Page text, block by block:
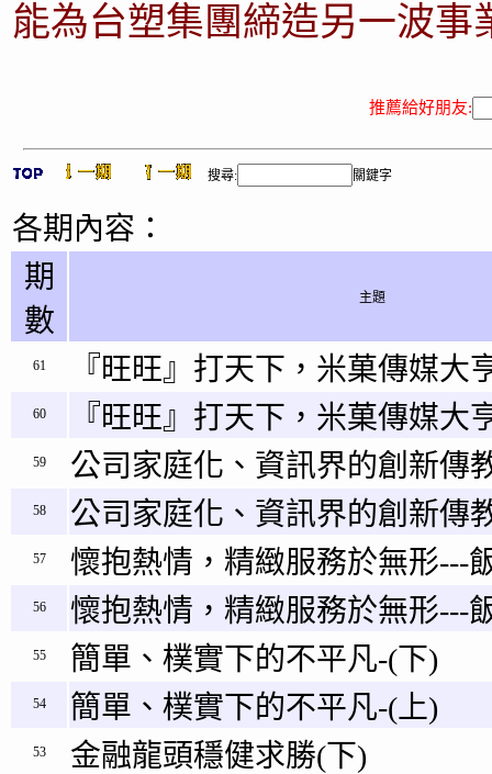
能為台塑集團締造另一波事
推薦給好朋友:
搜尋: 關鍵字
各期內容：
期
數
主題
61 『旺旺』打天下，米菓傳媒大
60 『旺旺』打天下，米菓傳媒大
59 公司家庭化、資訊界的創新傳
58 公司家庭化、資訊界的創新傳
57 懷抱熱情，精緻服務於無形---
56 懷抱熱情，精緻服務於無形---
55 簡單、樸實下的不平凡-(下)
54 簡單、樸實下的不平凡-(上)
53 金融龍頭穩健求勝(下)